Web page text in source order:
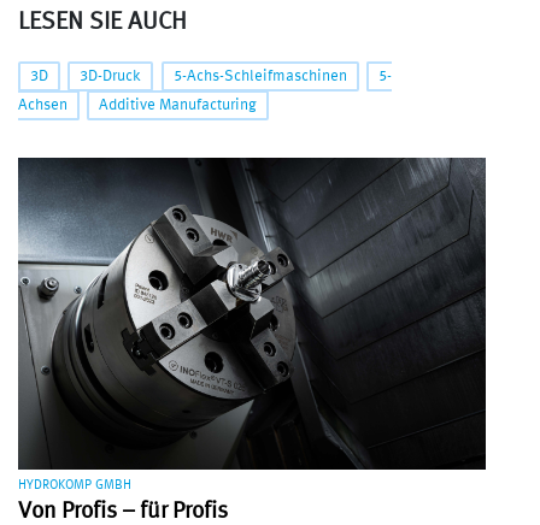
LESEN SIE AUCH
3D 3D-Druck 5-Achs-Schleifmaschinen
5-
Achsen
Additive Manufacturing
HYDROKOMP GMBH
Von Profis – für Profis